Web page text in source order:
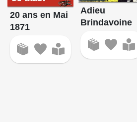
20 ans en Mai
1871
Adieu
Brindavoine